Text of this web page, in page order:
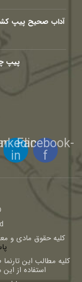
آداب صحیح پیپ
پیپ
Facebook-
f
in
كليه حقوق مادی و
کلیه مطالب این
استفاده از